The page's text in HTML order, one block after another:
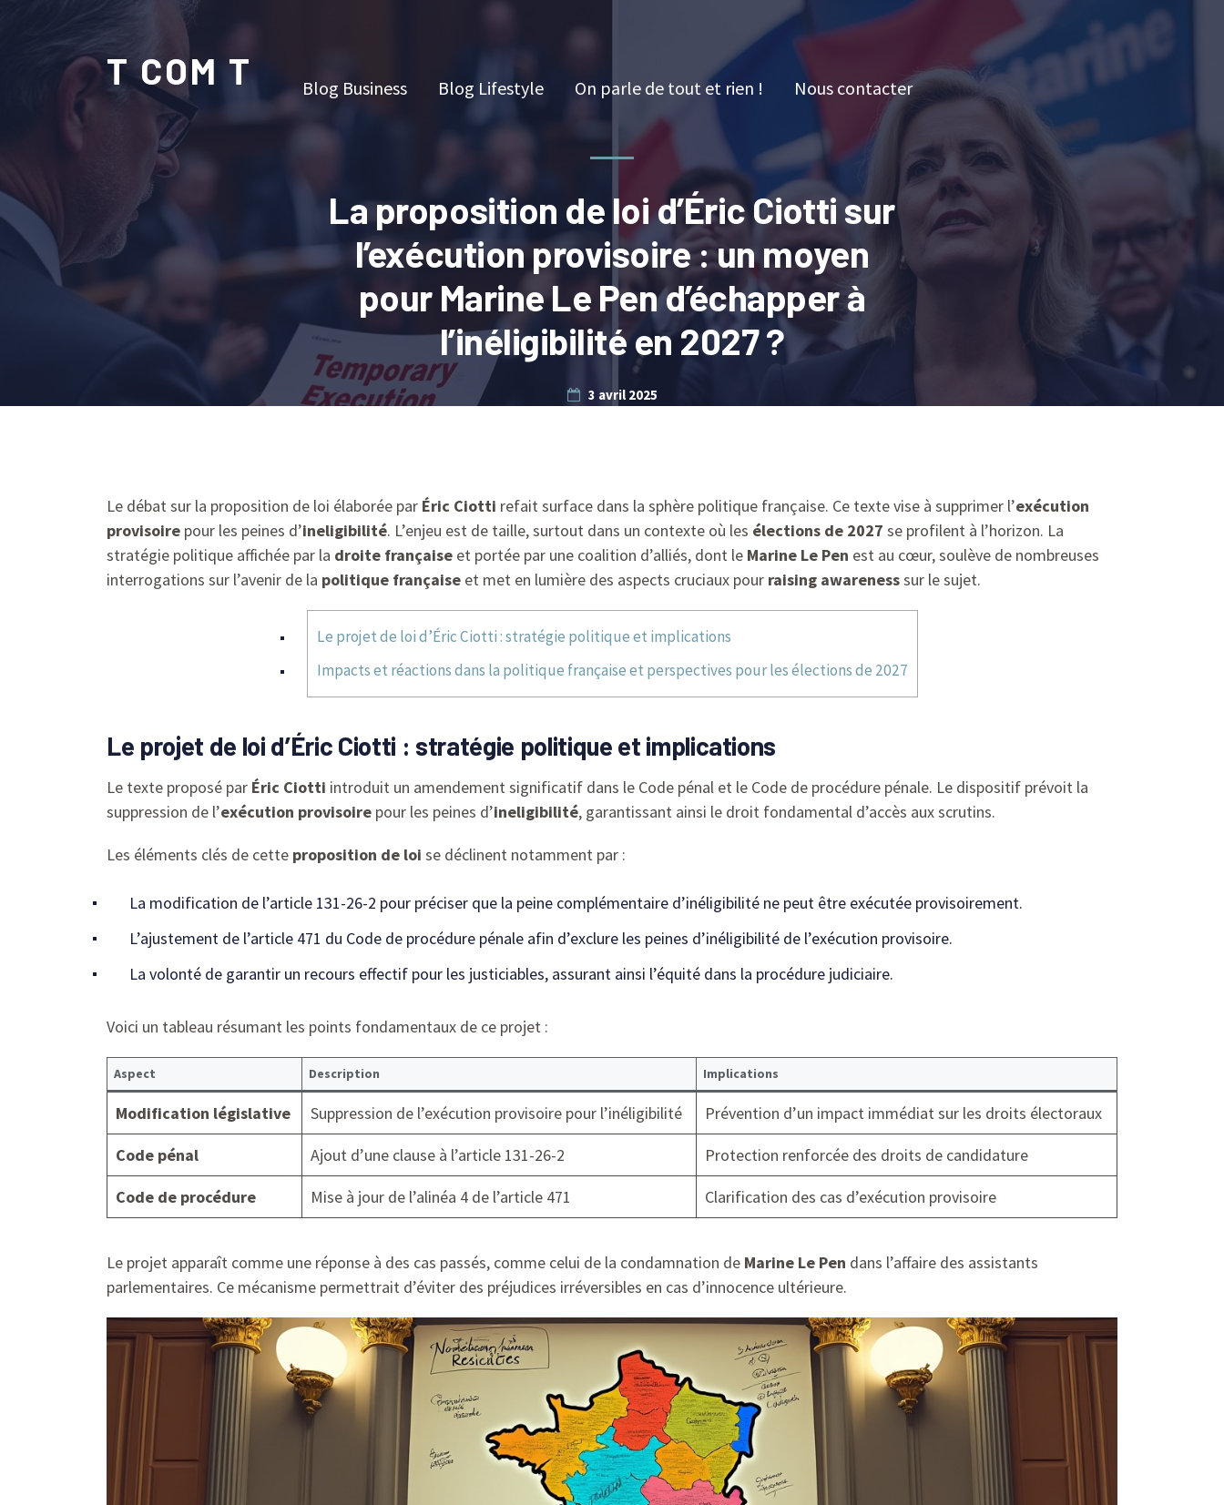
T COM T Blog Business Blog Lifestyle On parle de tout et rien ! Nous contacter
La proposition de loi d’Éric Ciotti sur
l’exécution provisoire : un moyen
pour Marine Le Pen d’échapper à
l’inéligibilité en 2027 ?
3 avril 2025
Le débat sur la proposition de loi élaborée par Éric Ciotti refait surface dans la sphère politique française. Ce texte vise à supprimer l’exécution
provisoire pour les peines d’ineligibilité. L’enjeu est de taille, surtout dans un contexte où les élections de 2027 se profilent à l’horizon. La
stratégie politique affichée par la droite française et portée par une coalition d’alliés, dont le Marine Le Pen est au cœur, soulève de nombreuses
interrogations sur l’avenir de la politique française et met en lumière des aspects cruciaux pour raising awarenesssur le sujet.
Le projet de loi d’Éric Ciotti : stratégie politique et implications
Impacts et réactions dans la politique française et perspectives pour les élections de 2027
Le projet de loi d’Éric Ciotti : stratégie politique et implications
Le texte proposé par Éric Ciotti introduit un amendement significatif dans le Code pénal et le Code de procédure pénale. Le dispositif prévoit la
suppression de l’exécution provisoire pour les peines d’ineligibilité, garantissant ainsi le droit fondamental d’accès aux scrutins.
Les éléments clés de cette proposition de loi se déclinent notamment par :
La modification de l’article 131-26-2 pour préciser que la peine complémentaire d’inéligibilité ne peut être exécutée provisoirement.
L’ajustement de l’article 471 du Code de procédure pénale afin d’exclure les peines d’inéligibilité de l’exécution provisoire.
La volonté de garantir un recours effectif pour les justiciables, assurant ainsi l’équité dans la procédure judiciaire.
Voici un tableau résumant les points fondamentaux de ce projet :
Aspect Description Implications
Modification législative Suppression de l’exécution provisoire pour l’inéligibilité
Prévention d’un impact immédiat sur les droits électoraux
Code pénal
Ajout d’une clause à l’article 131-26-2
Protection renforcée des droits de candidature
Code de procédure
Mise à jour de l’alinéa 4 de l’article 471 Clarification des cas d’exécution provisoire
Le projet apparaît comme une réponse à des cas passés, comme celui de la condamnation de Marine Le Pen dans l’affaire des assistants
parlementaires. Ce mécanisme permettrait d’éviter des préjudices irréversibles en cas d’innocence ultérieure.